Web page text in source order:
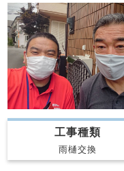
工事種類
雨樋交換